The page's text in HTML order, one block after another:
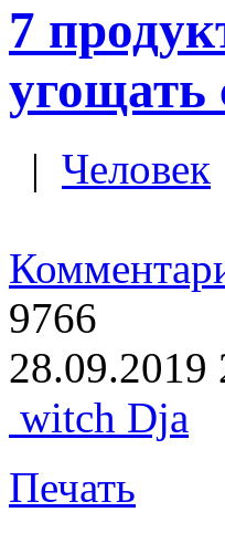
7
угощать
| Человек
9766
28.09.2019
witch Dja
Печать